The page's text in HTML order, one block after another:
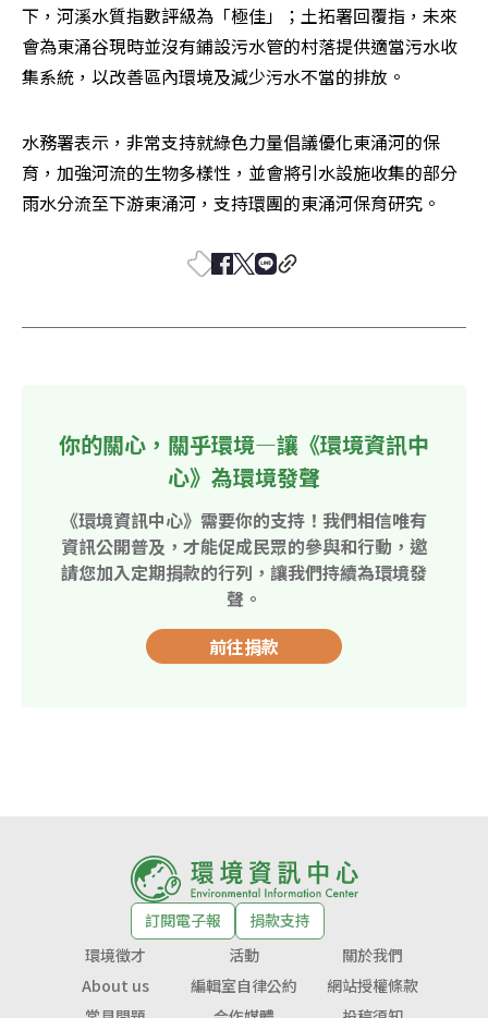
下，河溪水質指數評級為「極佳」；土拓署回覆指，未來
會為東涌谷現時並沒有鋪設污水管的村落提供適當污水收
集系統，以改善區內環境及減少污水不當的排放。
水務署表示，非常支持就綠色力量倡議優化東涌河的保
育，加強河流的生物多樣性，並會將引水設施收集的部分
雨水分流至下游東涌河，支持環團的東涌河保育研究。
你的關心，關乎環境—讓《環境資訊中
心》為環境發聲
《環境資訊中心》需要你的支持！我們相信唯有
資訊公開普及，才能促成民眾的參與和行動，邀
請您加入定期捐款的行列，讓我們持續為環境發
聲。
前往捐款
訂閱電子報
捐款支持
環境徵才
活動
關於我們
About us
編輯室自律公約
網站授權條款